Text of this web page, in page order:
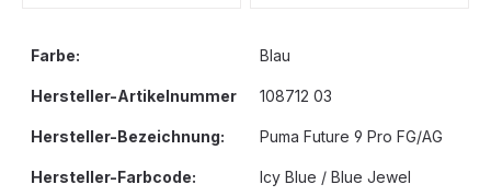
Farbe: Blau
Hersteller-Artikelnummer 108712 03
Hersteller-Bezeichnung: Puma Future 9 Pro FG/AG
Hersteller-Farbcode: Icy Blue / Blue Jewel